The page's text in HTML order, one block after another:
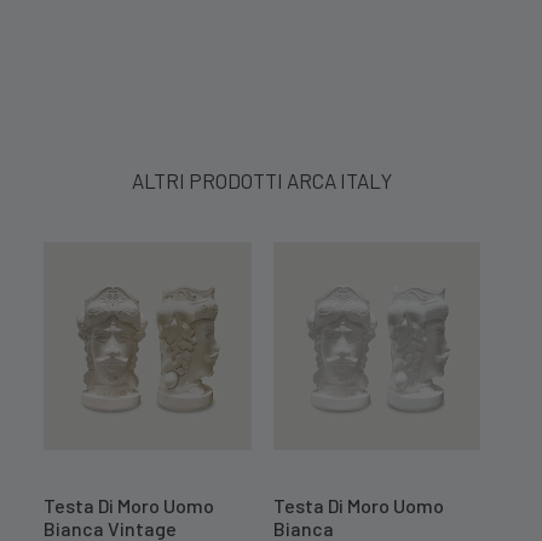
ALTRI PRODOTTI ARCA ITALY
Testa Di Moro Uomo
Bianca Vintage
Testa Di Moro Uomo
Bianca